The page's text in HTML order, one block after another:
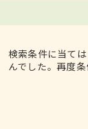
検索条件に当て
んでした。再度